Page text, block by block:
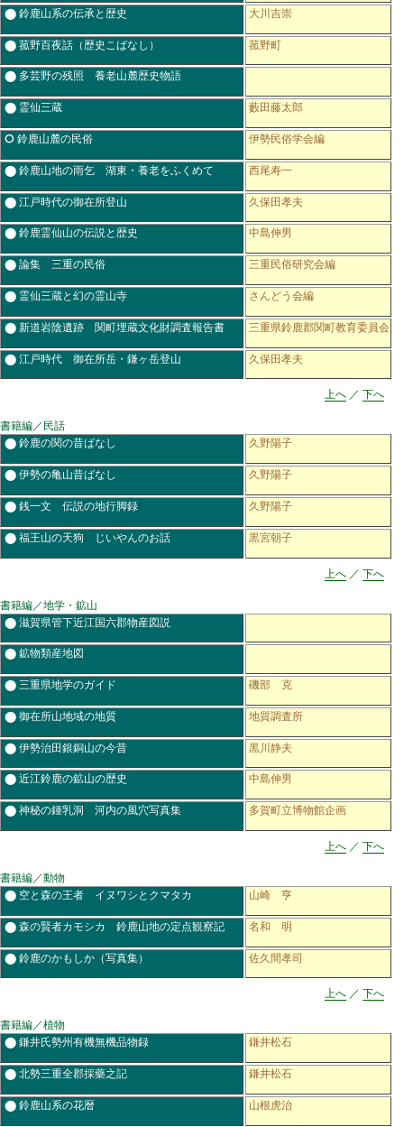
⬤ 鈴鹿山系の伝承と歴史 大川吉崇
⬤ 菰野百夜話（歴史こばなし） 菰野町
⬤ 多芸野の残照 養老山麓歴史物語
⬤ 霊仙三蔵 藪田藤太郎
⭘ 鈴鹿山麓の民俗 伊勢民俗学会編
⬤ 鈴鹿山地の雨乞 湖東・養老をふくめて 西尾寿一
⬤ 江戸時代の御在所登山 久保田孝夫
⬤ 鈴鹿霊仙山の伝説と歴史 中島伸男
⬤ 論集 三重の民俗 三重民俗研究会編
⬤ 霊仙三蔵と幻の霊山寺 さんどう会編
⬤ 新道岩陰遺跡 関町埋蔵文化財調査報告書 三重県鈴鹿郡関町教育委員会
⬤ 江戸時代 御在所岳・鎌ヶ岳登山 久保田孝夫
上へ／ 下へ
書籍編／民話
⬤ 鈴鹿の関の昔ばなし
久野陽子
⬤ 伊勢の亀山昔ばなし 久野陽子
⬤ 銭一文 伝説の地行脚録 久野陽子
⬤ 福王山の天狗 じいやんのお話 黒宮朝子
上へ／ 下へ
書籍編／地学・鉱山
⬤ 滋賀県管下近江国六郡物産図説
⬤ 鉱物類産地図
⬤ 三重県地学のガイド 磯部 克
⬤ 御在所山地域の地質 地質調査所
⬤ 伊勢治田銀銅山の今昔 黒川静夫
⬤ 近江鈴鹿の鉱山の歴史 中島伸男
⬤ 神秘の鍾乳洞 河内の風穴写真集 多賀町立博物館企画
上へ／ 下へ
書籍編／動物
⬤ 空と森の王者 イヌワシとクマタカ
山崎 亨
⬤ 森の賢者カモシカ 鈴鹿山地の定点観察記 名和 明
⬤ 鈴鹿のかもしか（写真集） 佐久間孝司
上へ／ 下へ
書籍編／植物
⬤ 鎌井氏勢州有機無機品物録
鎌井松石
⬤ 北勢三重全郡採藥之記 鎌井松石
⬤ 鈴鹿山系の花暦 山根虎治